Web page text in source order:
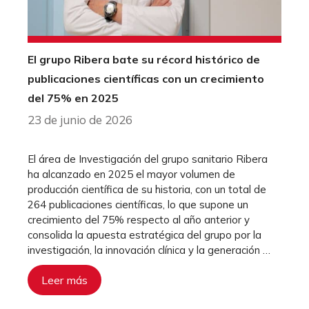
El grupo Ribera bate su récord histórico de
publicaciones científicas con un crecimiento
del 75% en 2025
23 de junio de 2026
El área de Investigación del grupo sanitario Ribera
ha alcanzado en 2025 el mayor volumen de
producción científica de su historia, con un total de
264 publicaciones científicas, lo que supone un
crecimiento del 75% respecto al año anterior y
consolida la apuesta estratégica del grupo por la
investigación, la innovación clínica y la generación …
Leer más